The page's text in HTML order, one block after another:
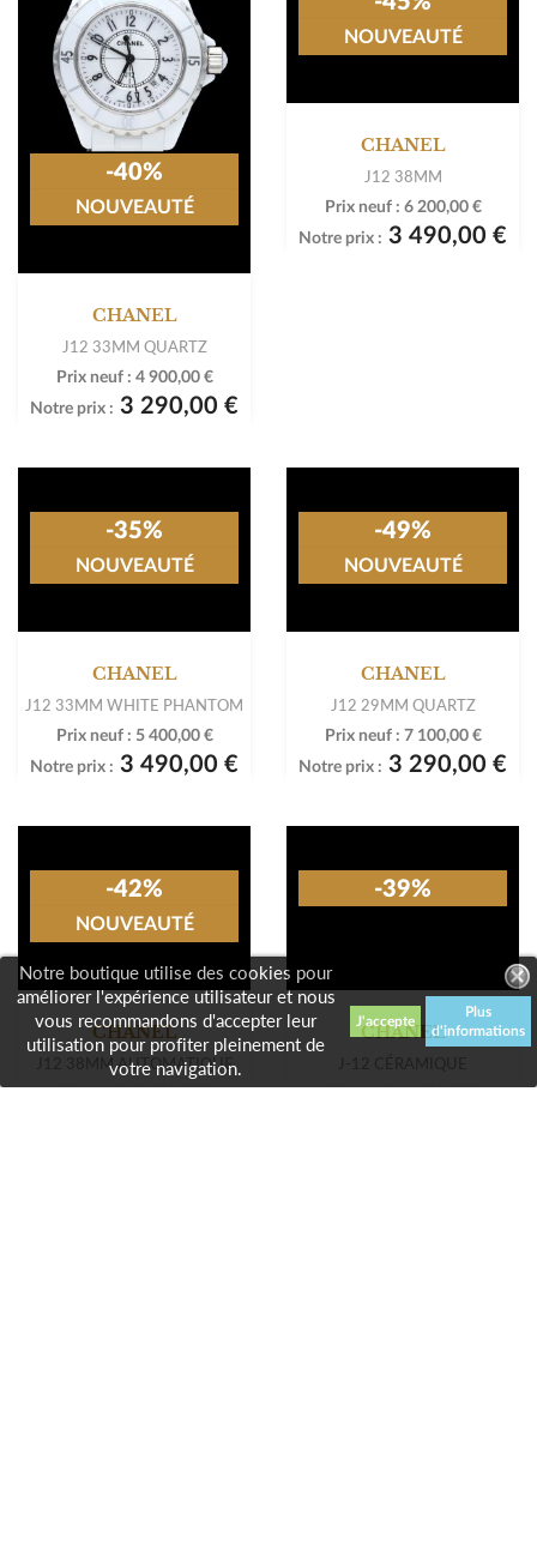
Notre boutique utilise des cookies pour
améliorer l'expérience utilisateur et nous
vous recommandons d'accepter leur
utilisation pour profiter pleinement de
votre navigation.
Plus
d'informations
CHANEL
J12 33MM QUARTZ
Prix neuf : 4 900,00 €
Notre prix : 3 290,00 €
-40%
NOUVEAUTÉ
CHANEL
J12 38MM
Prix neuf : 6 200,00 €
Notre prix : 3 490,00 €
NOUVEAUTÉ
J12 33MM WHITE PHANTOM
3 490,00 €
-35%
NOUVEAUTÉ
J12 29MM QUARTZ
Prix neuf : 7 100,00 €
-49%
NOUVEAUTÉ